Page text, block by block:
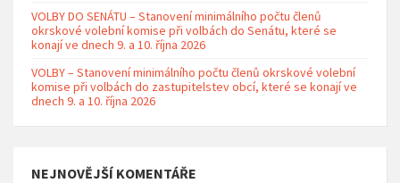
VOLBY DO SENÁTU – Stanovení minimálního počtu členů
okrskové volební komise při volbách do Senátu, které se
konají ve dnech 9. a 10. října 2026
VOLBY – Stanovení minimálního počtu členů okrskové volební
komise při volbách do zastupitelstev obcí, které se konají ve
dnech 9. a 10. října 2026
NEJNOVĚJŠÍ KOMENTÁŘE